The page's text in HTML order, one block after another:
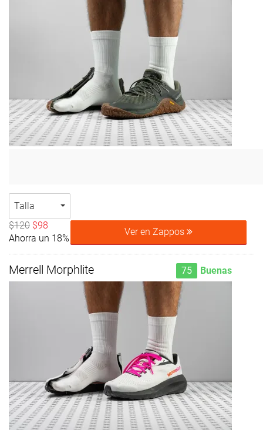
Talla
$120 $98
Ahorra un 18%
Ver en Zappos
Merrell Morphlite 75 Buenas